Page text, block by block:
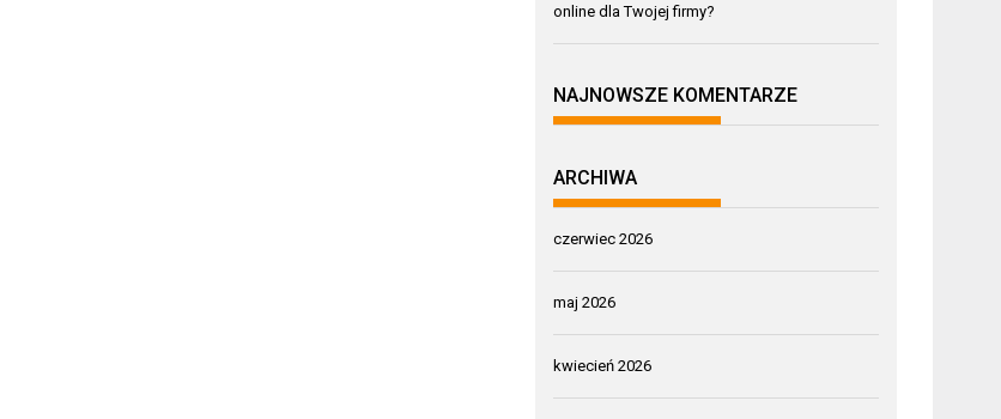
online dla Twojej firmy?
NAJNOWSZE KOMENTARZE
ARCHIWA
czerwiec 2026
maj 2026
kwiecień 2026